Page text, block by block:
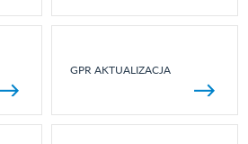
GPR AKTUALIZACJA